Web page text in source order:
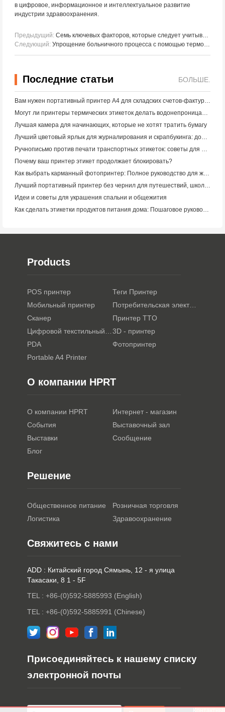
в цифровое, информационное и интеллектуальное развитие
индустрии здравоохранения.
Предыдущий: Семь ключевых факторов, которые следует учитывать при выборе подходящего производителя цифрового текстильного принтера
Следующий: Упрощение больничного процесса с помощью термочувствительных принтеров HPRT и сканеров штрих - кодов
Последние статьи БОЛЬШЕ.
Вам нужен портативный принтер A4 для складских счетов-фактур? Что действительно работает
Могут ли принтеры термических этикеток делать водонепроницаемые этикетки для продуктов малого бизнеса?
Лучшая камера для начинающих, которые не хотят тратить бумагу
Лучший цветовый ярлык для журналирования и скрапбукинга: добавьте больше цвета на каждую страницу
Ручнописьмо против печати транспортных этикеток: советы для малого бизнеса в 2026 году
Почему ваш принтер этикет продолжает блокировать?
Как выбрать карманный фотопринтер: Полное руководство для журналистов, путешественников и пользователей iPhone
Лучший портативный принтер без чернил для путешествий, школы и мобильной работы: Hanin MT620 Pro Review
Идеи и советы для украшения спальни и общежития
Как сделать этикетки продуктов питания дома: Пошаговое руководство для малого пищевого бизнеса
Products
POS принтер
Теги Принтер
Мобильный принтер
Сканер
Принтер TTO
3D - принтер
PDA
Фотопринтер
Portable A4 Printer
О компании HPRT
О компании HPRT
Интернет - магазин
События
Выставочный зал
Выставки
Сообщение
Блог
Решение
Общественное питание
Розничная торговля
Логистика
Здравоохранение
Свяжитесь с нами
ADD : Китайский город Сямынь, 12 - я улица
Такасаки, 8 1 - 5F
TEL : +86-(0)592-5885993 (English)
TEL : +86-(0)592-5885991 (Chinese)
Присоединяйтесь к нашему списку
электронной почты